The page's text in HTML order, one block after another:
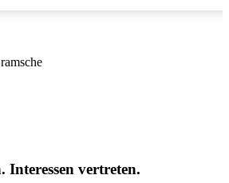
Interessen vertreten.